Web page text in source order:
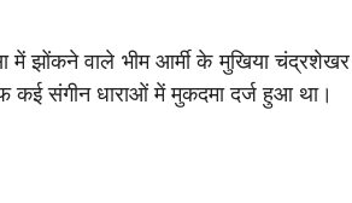
झोंकने वाले भीम आर्मी के मुखिया चंद्रशेखर
कई संगीन धाराओं में मुकदमा दर्ज हुआ था।